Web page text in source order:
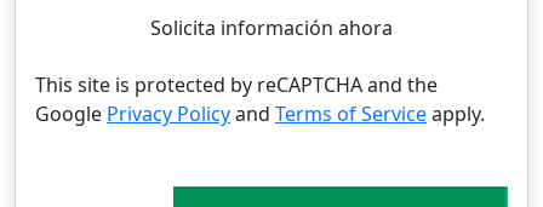
Solicita información ahora
This site is protected by reCAPTCHA and the
Google Privacy Policyand Terms of Serviceapply.